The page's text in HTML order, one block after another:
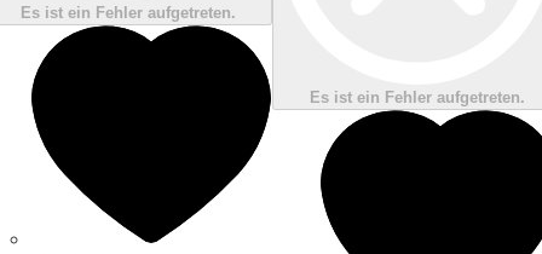
Es ist ein Fehler aufgetreten.
Es ist ein Fehler aufgetreten.